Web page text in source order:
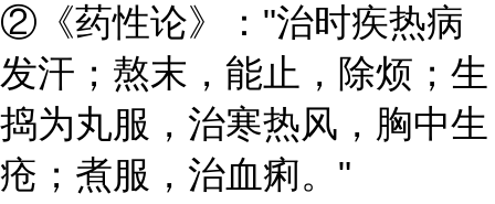
②《药性论》："治时疾热病
发汗；熬末，能止，除烦；生
捣为丸服，治寒热风，胸中生
疮；煮服，治血痢。"